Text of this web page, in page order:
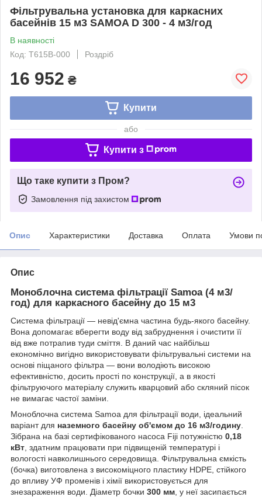
Фільтрувальна установка для каркасних
басейнів 15 м3 SAMOA D 300 - 4 м3/год
В наявності
Код: T615В-000
Роздріб
16 952 ₴
Купити
або
Купити з
Що таке купити з Пром?
Замовлення під захистом
Опис Характеристики Доставка Оплата Умови
Опис
Моноблочна система фільтрації Samoa (4 м3/
год) для каркасного басейну до 15 м3
Система фільтрації — невід'ємна частина будь-якого басейну.
Вона допомагає вберегти воду від забруднення і очистити її
від вже потрапив туди сміття. В даний час найбільш
економічно вигідно використовувати фільтрувальні системи на
основі піщаного фільтра — вони володіють високою
ефективністю, досить прості по конструкції, а в якості
фільтруючого матеріалу служить кварцовий або скляний пісок
не вимагає частої заміни.
Моноблочна система Samoa для фільтрації води, ідеальний
варіант для наземного басейну об'ємом до 16 м3/годину
Зібрана на базі сертифікованого насоса Fiji потужністю 0,18
кВт , здатним працювати при підвищеній температурі і
вологості навколишнього середовища. Фільтрувальна ємкість
(бочка) виготовлена з високоміцного пластику HDPE, стійкого
до впливу УФ променів і хімії використовується для
знезараження води. Діаметр бочки 300 мм , у неї засипається